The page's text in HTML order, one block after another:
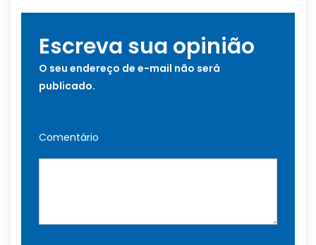
Escreva sua opinião
O seu endereço de e-mail não será
publicado.
Comentário